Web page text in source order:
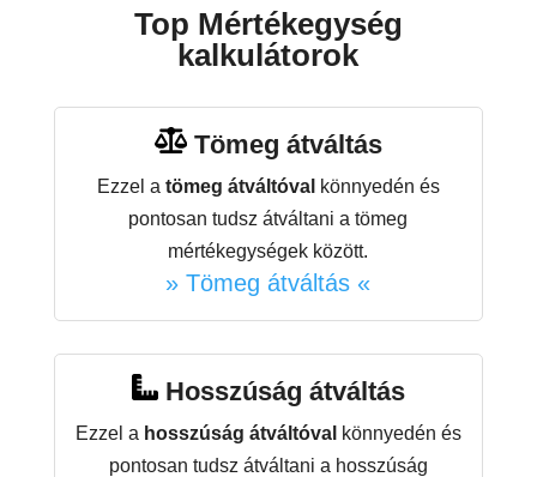
Top Mértékegység
kalkulátorok
Tömeg átváltás
Ezzel a tömeg átváltóval könnyedén és
pontosan tudsz átváltani a tömeg
mértékegységek között.
» Tömeg átváltás «
Hosszúság átváltás
Ezzel a hosszúság átváltóval könnyedén és
pontosan tudsz átváltani a hosszúság